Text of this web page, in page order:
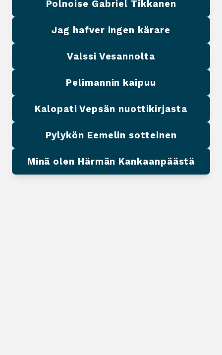
Polnoise Gabriel Tikkanen
Jag hafver ingen kärare
Valssi Vesannolta
Pelimannin kaipuu
Kalopati Vepsän nuottikirjasta
Pylykön Eemelin sotteinen
Minä olen Härmän Kankaanpäästä